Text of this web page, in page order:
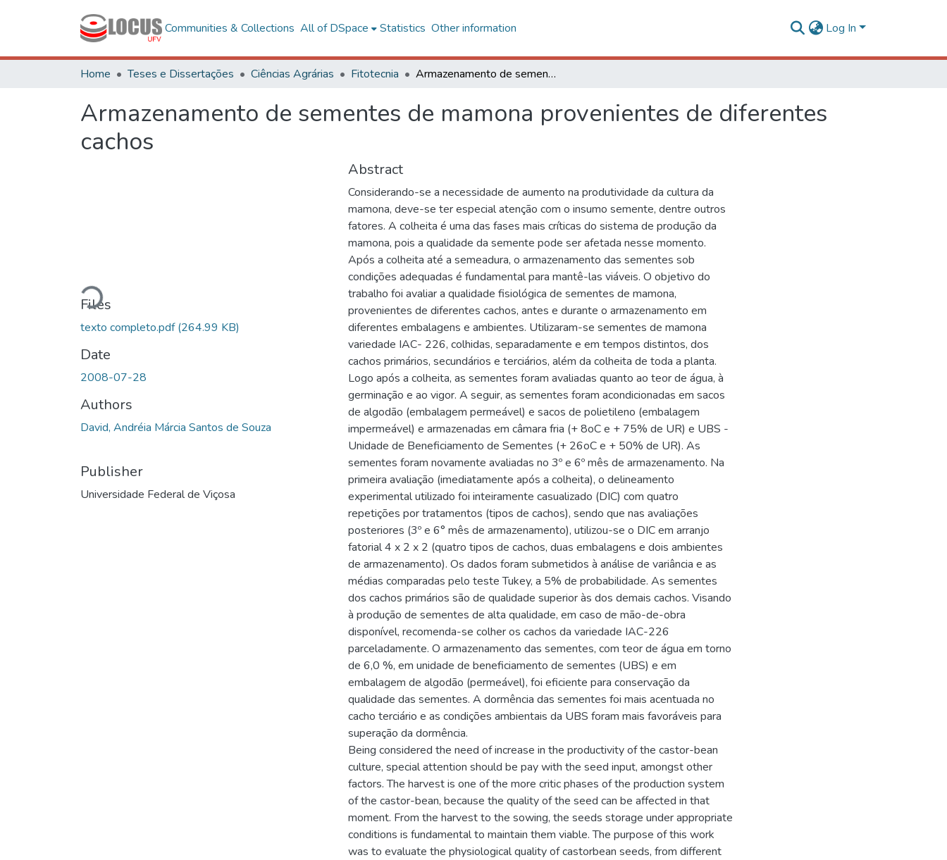
Communities & Collections All of DSpace Statistics Other information Log In
Home Teses e Dissertações Ciências Agrárias Fitotecnia Armazenamento de sementes de mamona provenientes de diferentes cachos
Armazenamento de sementes de mamona provenientes de diferentes
cachos
Loading...
Files
texto completo.pdf(264.99 KB)
Date
2008-07-28
Authors
David, Andréia Márcia Santos de Souza
Publisher
Universidade Federal de Viçosa
Abstract
Considerando-se a necessidade de aumento na produtividade da cultura da
mamona, deve-se ter especial atenção com o insumo semente, dentre outros
fatores. A colheita é uma das fases mais críticas do sistema de produção da
mamona, pois a qualidade da semente pode ser afetada nesse momento.
Após a colheita até a semeadura, o armazenamento das sementes sob
condições adequadas é fundamental para mantê-las viáveis. O objetivo do
trabalho foi avaliar a qualidade fisiológica de sementes de mamona,
provenientes de diferentes cachos, antes e durante o armazenamento em
diferentes embalagens e ambientes. Utilizaram-se sementes de mamona
variedade IAC- 226, colhidas, separadamente e em tempos distintos, dos
cachos primários, secundários e terciários, além da colheita de toda a planta.
Logo após a colheita, as sementes foram avaliadas quanto ao teor de água, à
germinação e ao vigor. A seguir, as sementes foram acondicionadas em sacos
de algodão (embalagem permeável) e sacos de polietileno (embalagem
impermeável) e armazenadas em câmara fria (+ 8oC e + 75% de UR) e UBS -
Unidade de Beneficiamento de Sementes (+ 26oC e + 50% de UR). As
sementes foram novamente avaliadas no 3º e 6º mês de armazenamento. Na
primeira avaliação (imediatamente após a colheita), o delineamento
experimental utilizado foi inteiramente casualizado (DIC) com quatro
repetições por tratamentos (tipos de cachos), sendo que nas avaliações
posteriores (3º e 6° mês de armazenamento), utilizou-se o DIC em arranjo
fatorial 4 x 2 x 2 (quatro tipos de cachos, duas embalagens e dois ambientes
de armazenamento). Os dados foram submetidos à análise de variância e as
médias comparadas pelo teste Tukey, a 5% de probabilidade. As sementes
dos cachos primários são de qualidade superior às dos demais cachos. Visando
à produção de sementes de alta qualidade, em caso de mão-de-obra
disponível, recomenda-se colher os cachos da variedade IAC-226
parceladamente. O armazenamento das sementes, com teor de água em torno
de 6,0 %, em unidade de beneficiamento de sementes (UBS) e em
embalagem de algodão (permeável), foi eficiente para conservação da
qualidade das sementes. A dormência das sementes foi mais acentuada no
cacho terciário e as condições ambientais da UBS foram mais favoráveis para
superação da dormência.
Being considered the need of increase in the productivity of the castor-bean
culture, special attention should be pay with the seed input, amongst other
factors. The harvest is one of the more critic phases of the production system
of the castor-bean, because the quality of the seed can be affected in that
moment. From the harvest to the sowing, the seeds storage under appropriate
conditions is fundamental to maintain them viable. The purpose of this work
was to evaluate the physiological quality of castorbean seeds, from different